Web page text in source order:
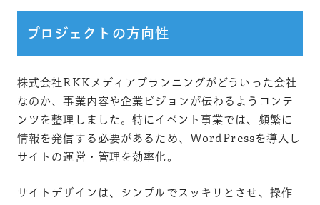
プロジェクトの方向性
株式会社RKKメディアプランニングがどういった会社
なのか、事業内容や企業ビジョンが伝わるようコンテ
ンツを整理しました。特にイベント事業では、頻繁に
情報を発信する必要があるため、WordPressを導入し
サイトの運営・管理を効率化。
サイトデザインは、シンプルでスッキリとさせ、操作